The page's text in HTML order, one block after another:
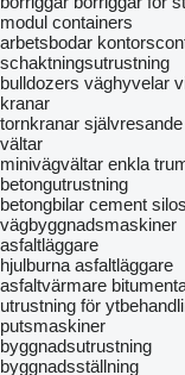
modul containers
arbetsbodar
schaktningsutrustning
bulldozers väghyvelar
kranar
tornkranar
vältar
minivägvältar enkla
betongutrustning
betongbilar cement silos
vägbyggnadsmaskiner
asfaltläggare
hjulburna asfaltläggare
asfaltvärmare
utrustning för
putsmaskiner
byggnadsutrustning
byggnadsställning